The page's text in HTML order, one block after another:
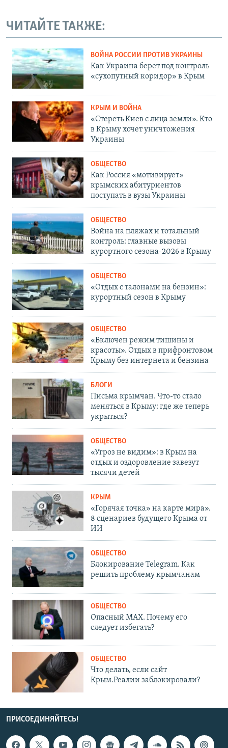
ЧИТАЙТЕ ТАКЖЕ:
ВОЙНА РОССИИ ПРОТИВ УКРАИНЫ
Как Украина берет под контроль
«сухопутный коридор» в Крым
КРЫМ И ВОЙНА
«Стереть Киев с лица земли». Кто
в Крыму хочет уничтожения
Украины
ОБЩЕСТВО
Как Россия «мотивирует»
крымских абитуриентов
поступать в вузы Украины
ОБЩЕСТВО
Война на пляжах и тотальный
контроль: главные вызовы
курортного сезона-2026 в Крыму
ОБЩЕСТВО
«Отдых с талонами на бензин»:
курортный сезон в Крыму
ОБЩЕСТВО
«Включен режим тишины и
красоты». Отдых в прифронтовом
Крыму без интернета и бензина
БЛОГИ
Письма крымчан. Что-то стало
меняться в Крыму: где же теперь
укрыться?
ОБЩЕСТВО
«Угроз не видим»: в Крым на
отдых и оздоровление завезут
тысячи детей
КРЫМ
«Горячая точка» на карте мира».
8 сценариев будущего Крыма от
ИИ
ОБЩЕСТВО
Блокирование Telegram. Как
решить проблему крымчанам
ОБЩЕСТВО
Опасный MAX. Почему его
следует избегать?
ОБЩЕСТВО
Что делать, если сайт
Крым.Реалии заблокировали?
ПРИСОЕДИНЯЙТЕСЬ!